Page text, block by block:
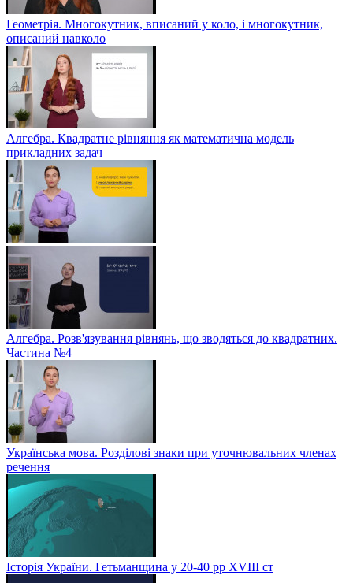
Геометрія. Многокутник, вписаний у коло, і многокутник,
описаний навколо
Алгебра. Квадратне рівняння як математична модель
прикладних задач
Алгебра. Розв'язування рівнянь, що зводяться до квадратних.
Частина №4
Українська мова. Розділові знаки при уточнювальних членах
речення
Історія України. Гетьманщина у 20-40 рр ХVIIІ ст